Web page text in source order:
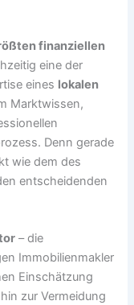
finanziellen
eine der
eines lokalen
Marktwissen,
Denn gerade
wie dem des
entscheidenden
– die
Immobilienmakler
Einschätzung
zur Vermeidung